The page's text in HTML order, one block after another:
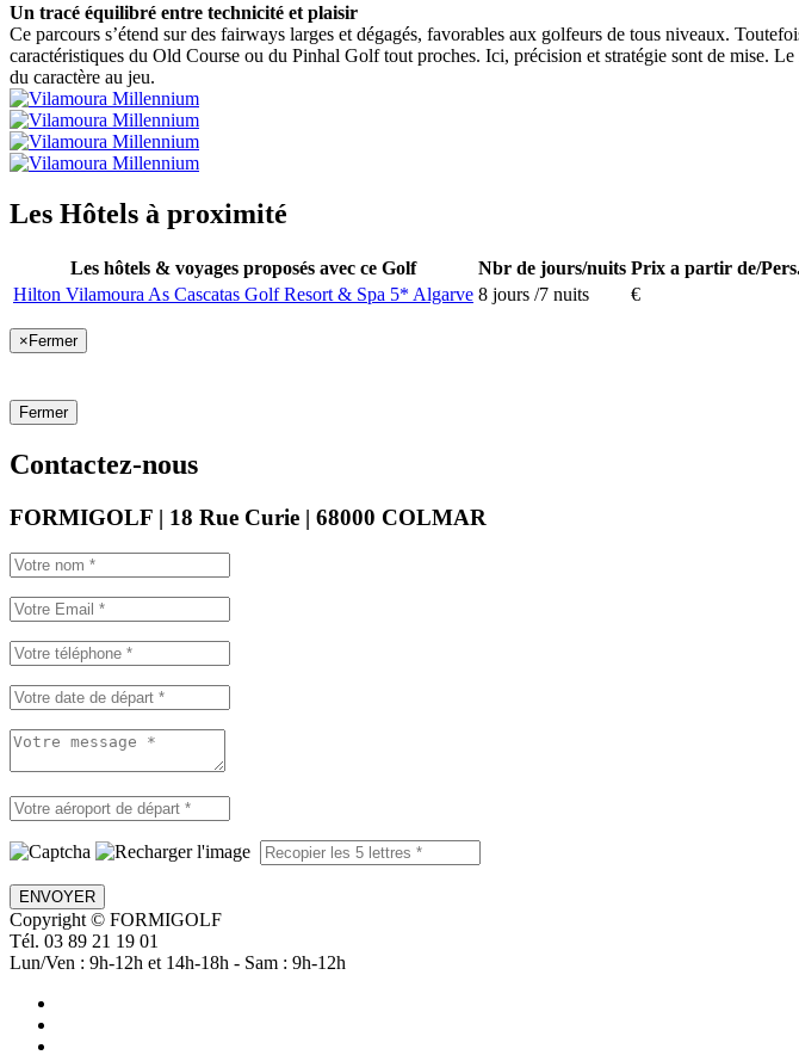
Un tracé équilibré entre technicité et plaisir
Ce parcours s’étend sur des fairways larges et dégagés, favorables aux golfeurs de tous niveaux.
caractéristiques du Old Course ou du Pinhal Golf tout proches. Ici, précision et stratégie sont de mise.
du caractère au jeu.
Les Hôtels à proximité
Les hôtels & voyages proposés avec ce Golf Nbr de jours/nuits Prix a partir de/
Hilton Vilamoura As Cascatas Golf Resort & Spa 5* Algarve 8 jours /7 nuits €
×Fermer
Fermer
Contactez-nous
FORMIGOLF | 18 Rue Curie | 68000 COLMAR
ENVOYER
Copyright © FORMIGOLF
Tél. 03 89 21 19 01
Lun/Ven : 9h-12h et 14h-18h - Sam : 9h-12h